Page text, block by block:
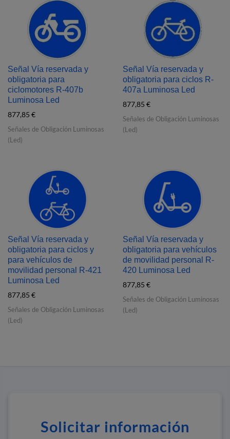
Señal Vía reservada y
obligatoria para
ciclomotores R‐407b
Luminosa Led
877,85 €
Señales de Obligación Luminosas
(Led)
Señal Vía reservada y
obligatoria para ciclos R‐
407a Luminosa Led
877,85 €
Señales de Obligación Luminosas
(Led)
Señal Vía reservada y
obligatoria para ciclos y
para vehículos de
movilidad personal R‐421
Luminosa Led
877,85 €
Señales de Obligación Luminosas
(Led)
Señal Vía reservada y
obligatoria para vehículos
de movilidad personal R‐
420 Luminosa Led
877,85 €
Señales de Obligación Luminosas
(Led)
Solicitar información